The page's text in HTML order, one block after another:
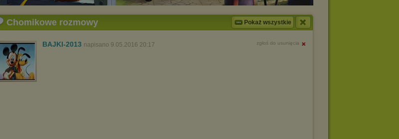
Chomikowe rozmowy Pokaż wszystkie
BAJKI-2013 napisano 9.05.2016 20:17 zgłoś do usunięcia